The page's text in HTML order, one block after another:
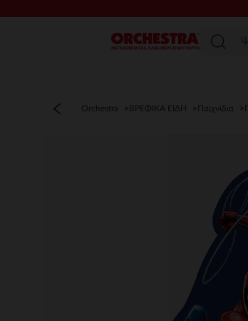
Μενού
Orchestra ΒΡΕΦΙΚΑ ΕΙΔΗ Παιχνίδια